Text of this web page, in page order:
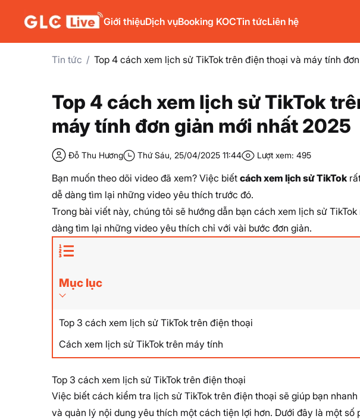
Giới thiệuDịch vụBooking KOCTin tứcLiên hệ
Tin tức Top 4 cách xem lịch sử TikTok trên điện thoại và máy tính
Top 4 cách xem lịch sử TikTok
máy tính đơn giản mới nhất 2025
Đỗ Thu Hương Thứ Sáu, 25/04/2025 11:44 Lượt xem: 495
Bạn muốn theo dõi video đã xem? Việc biết cách xem lịch sử TikTok
dễ dàng tìm lại những video yêu thích trước đó.
Trong bài viết này, chúng tôi sẽ hướng dẫn bạn cách xem lịch sử TikTok
dàng tìm lại những video yêu thích chỉ với vài bước đơn giản.
Mục lục
Top 3 cách xem lịch sử TikTok trên điện thoại
Cách xem lịch sử TikTok trên máy tính
Top 3 cách xem lịch sử TikTok trên điện thoại
Việc biết cách kiểm tra lịch sử TikTok trên điện thoại sẽ giúp bạn
và quản lý nội dung yêu thích một cách tiện lợi hơn. Dưới đây là một số